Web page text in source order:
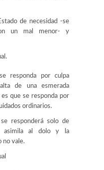
de necesidad -se
un mal menor- y
responda por culpa
de una esmerada
que se responda por
ordinarios.
responderá solo de
asimila al dolo y la
no vale.